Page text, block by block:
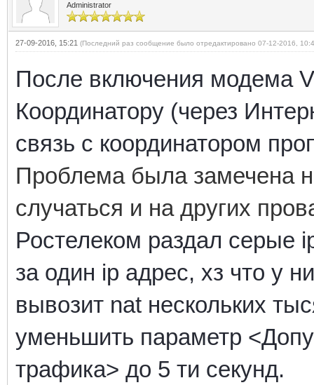
Administrator
27-09-2016, 15:21 (Последний раз сообщение было отредактировано 07-12-2016,
После включения модема
Координатору (через
связь с координатором
Проблема была замечена
случаться и на других
Ростелеком раздал серые
за один ip адрес, хз что у
вывозит nat нескольких
уменьшить параметр
трафика> до 5 ти секунд.